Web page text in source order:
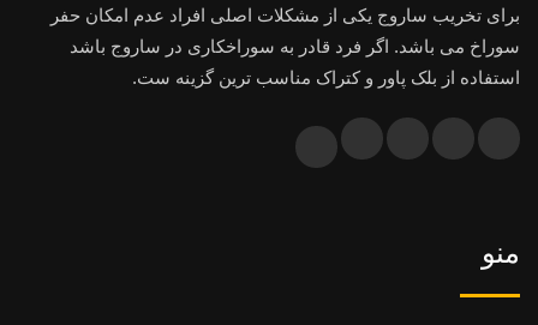
برای تخریب ساروج یکی از مشکلات اصلی افراد عدم امکان حفر
سوراخ می باشد. اگر فرد قادر به سوراخکاری در ساروج باشد
استفاده از بلک پاور و کتراک مناسب ترین گزینه ست.
منو